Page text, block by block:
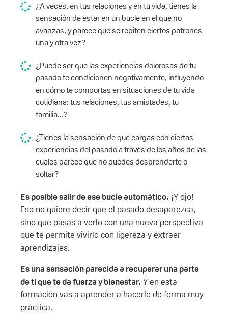
¿A veces, en tus relaciones y en tu vida, tienes la
sensación de estar en un bucle en el que no
avanzas, y parece que se repiten ciertos patrones
una y otra vez?
¿Puede ser que las experiencias dolorosas de tu
pasado te condicionen negativamente, influyendo
en cómo te comportas en situaciones de tu vida
cotidiana: tus relaciones, tus amistades, tu
familia...?
¿Tienes la sensación de que cargas con ciertas
experiencias del pasado a través de los años de las
cuales parece que no puedes desprenderte o
soltar?
Es posible salir de ese bucle automático. ¡Y ojo!
Eso no quiere decir que el pasado desaparezca,
sino que pasas a verlo con una nueva perspectiva
que te permite vivirlo con ligereza y extraer
aprendizajes.
Es una sensación parecida a recuperar una parte
de ti que te da fuerza y bienestar. Y en esta
formación vas a aprender a hacerlo de forma muy
práctica.